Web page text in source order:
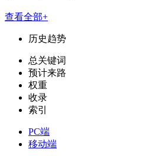
查看全部+
历史趋势
总关键词
预计来路
权重
收录
索引
PC端
移动端